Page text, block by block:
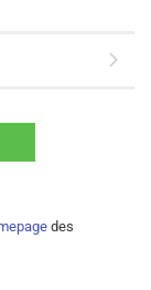
des